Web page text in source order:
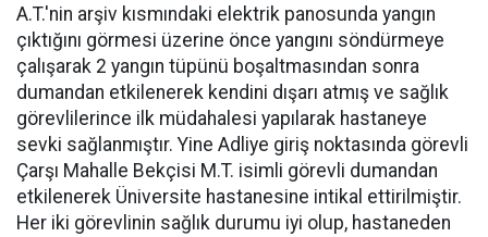
A.T.'nin arşiv kısmındaki elektrik panosunda yangın
çıktığını görmesi üzerine önce yangını söndürmeye
çalışarak 2 yangın tüpünü boşaltmasından sonra
dumandan etkilenerek kendini dışarı atmış ve sağlık
görevlilerince ilk müdahalesi yapılarak hastaneye
sevki sağlanmıştır. Yine Adliye giriş noktasında görevli
Çarşı Mahalle Bekçisi M.T. isimli görevli dumandan
etkilenerek Üniversite hastanesine intikal ettirilmiştir.
Her iki görevlinin sağlık durumu iyi olup, hastaneden